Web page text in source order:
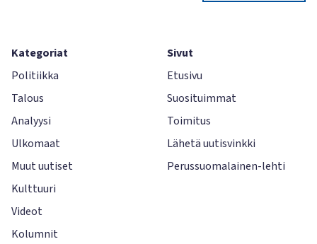
Kategoriat
Politiikka
Talous
Analyysi
Ulkomaat
Muut uutiset
Kulttuuri
Videot
Kolumnit
Sivut
Etusivu
Suosituimmat
Toimitus
Lähetä uutisvinkki
Perussuomalainen-lehti